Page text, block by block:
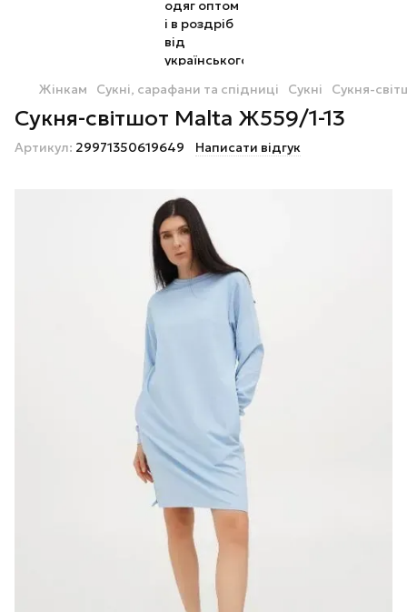
Жінкам Сукні, сарафани та спідниці Сукні Сукня-
Сукня-світшот Malta Ж559/1-13
Артикул: 29971350619649 Написати відгук